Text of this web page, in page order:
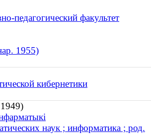
педагогический факультет
1955)
кибернетики
наук ; информатика ; род.